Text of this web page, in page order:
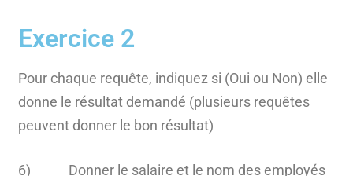
Exercice 2
Pour chaque requête, indiquez si (Oui ou Non) elle
donne le résultat demandé (plusieurs requêtes
peuvent donner le bon résultat)
6) Donner le salaire et le nom des employés